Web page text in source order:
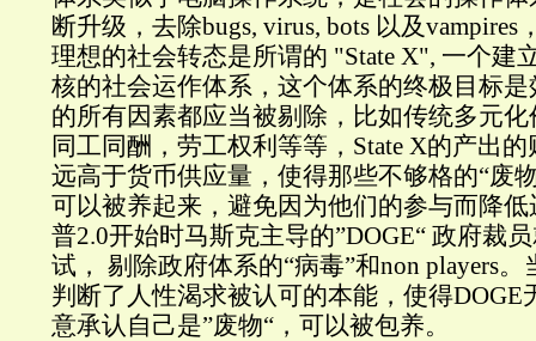
断升级，去除bugs, virus, bots 以及
理想的社会转态是所谓的 "State X", 一个建
核的社会运作体系，这个体系的终极目标
的所有因素都应当被剔除，比如传统多元
同工同酬，劳工权利等等，State X的产出
远高于货币供应量，使得那些不够格的“废
可以被养起来，避免因为他们的参与而降
普2.0开始时马斯克主导的”DOGE“ 政府裁
试， 剔除政府体系的“病毒”和non players
判断了人性渴求被认可的本能，使得DOGE
意承认自己是”废物“，可以被包养。